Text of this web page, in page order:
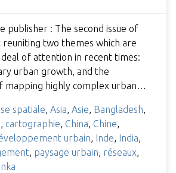
publisher : The second issue of
reuniting two themes which are
of attention in recent times:
urban growth, and the
mapping highly complex urban…
spatiale, Asia, Asie, Bangladesh,
, cartographie, China, Chine,
urbain, Inde, India,
, paysage urbain, réseaux,